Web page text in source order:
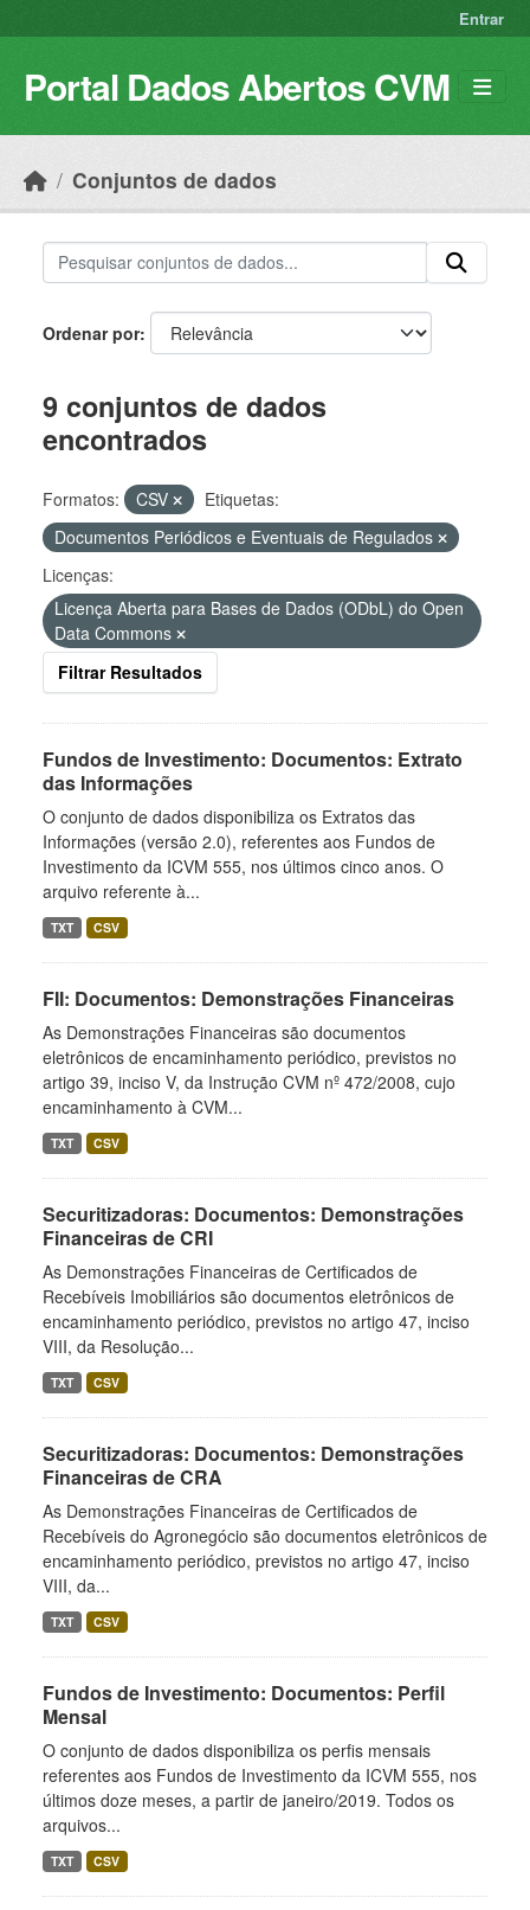
Entrar
Portal Dados Abertos CVM
Conjuntos de dados
Ordenar por
9 conjuntos de dados
encontrados
Formatos: CSV
Etiquetas:
Documentos Periódicos e Eventuais de Regulados
Licenças:
Licença Aberta para Bases de Dados (ODbL) do Open
Data Commons
Filtrar Resultados
Fundos de Investimento: Documentos: Extrato
das Informações
O conjunto de dados disponibiliza os Extratos das
Informações (versão 2.0), referentes aos Fundos de
Investimento da ICVM 555, nos últimos cinco anos. O
arquivo referente à...
TXT CSV
FII: Documentos: Demonstrações Financeiras
As Demonstrações Financeiras são documentos
eletrônicos de encaminhamento periódico, previstos no
artigo 39, inciso V, da Instrução CVM nº 472/2008, cujo
encaminhamento à CVM...
TXT CSV
Securitizadoras: Documentos: Demonstrações
Financeiras de CRI
As Demonstrações Financeiras de Certificados de
Recebíveis Imobiliários são documentos eletrônicos de
encaminhamento periódico, previstos no artigo 47, inciso
VIII, da Resolução...
TXT CSV
Securitizadoras: Documentos: Demonstrações
Financeiras de CRA
As Demonstrações Financeiras de Certificados de
Recebíveis do Agronegócio são documentos eletrônicos de
encaminhamento periódico, previstos no artigo 47, inciso
VIII, da...
TXT CSV
Fundos de Investimento: Documentos: Perfil
Mensal
O conjunto de dados disponibiliza os perfis mensais
referentes aos Fundos de Investimento da ICVM 555, nos
últimos doze meses, a partir de janeiro/2019. Todos os
arquivos...
TXT CSV